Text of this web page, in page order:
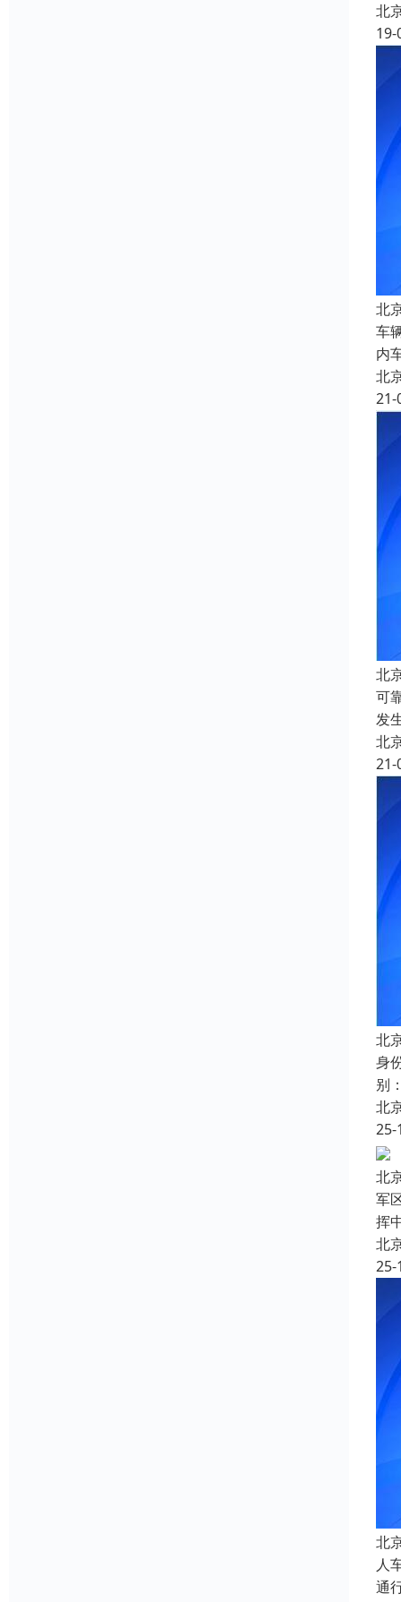
北
19-
北
车
内
北
21-
北
可
发
北
21-
北
身
别
北
25-
北
军
挥
北
25-
北
人
通